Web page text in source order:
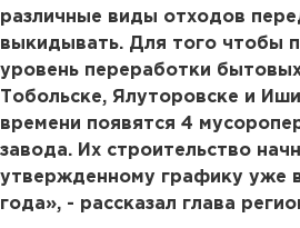
различные виды отходов
выкидывать. Для того чтобы
уровень переработки
Тобольске, Ялуторовске и
времени появятся 4
завода. Их строительство
утвержденному графику уже
года», - рассказал глава